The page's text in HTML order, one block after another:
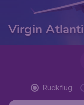
Virgin
Rückflug